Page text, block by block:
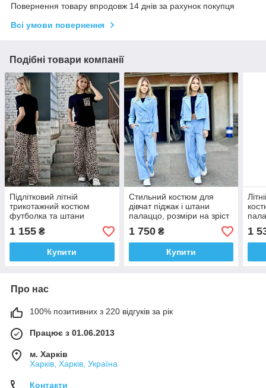
Повернення товару впродовж 14 днів за рахунок покупця
Всі умови повернення
Подібні товари компанії
Підлітковий літній
трикотажний костюм
футболка та штани
палаццо, розміри на зріст
140 — 160 + Відеоогляд!
1 155 ₴
Купити
Стильний костюм для
дівчат піджак і штани
палаццо, розміри на зріст
134 — 160 + Відеоогляд!
1 750₴
Купити
S-XL
1
Про нас
100% позитивних з 220 відгуків за рік
Працює з 01.06.2013
м. Харків
Харків, Харків, Україна
Контакти